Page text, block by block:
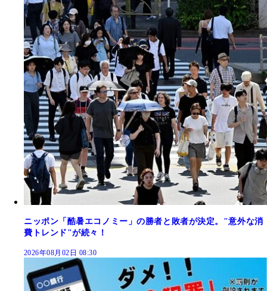
ニッポン「酷暑エコノミー」の勝者と敗者が決定。"意外な消
費トレンド"が続々！
2026年08月02日 08:30